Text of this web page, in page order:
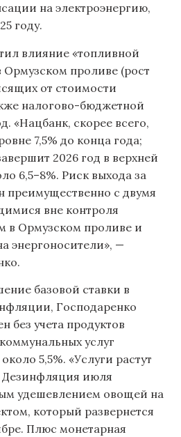
на электроэнергию,
году.
влияние «топливной
проливе (рост
от стоимости
налогово-бюджетной
«Нацбанк, скорее всего,
7,5% до конца года;
2026 год в верхней
6,5–8%. Риск выхода за
преимущественно с двумя
вне контроля
в Ормузском проливе и
энергоносители», —
базовой ставки в
Господаренко
без учета продуктов
услуг
5,5%. «Услуги растут
Дезинфляция июля
удешевлением овощей на
который развернется
Плюс монетарная